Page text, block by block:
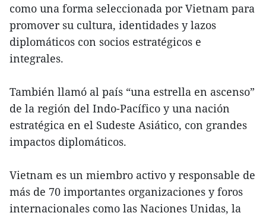
como una forma seleccionada por Vietnam para
promover su cultura, identidades y lazos
diplomáticos con socios estratégicos e
integrales.
También llamó al país “una estrella en ascenso”
de la región del Indo-Pacífico y una nación
estratégica en el Sudeste Asiático, con grandes
impactos diplomáticos.
Vietnam es un miembro activo y responsable de
más de 70 importantes organizaciones y foros
internacionales como las Naciones Unidas, la